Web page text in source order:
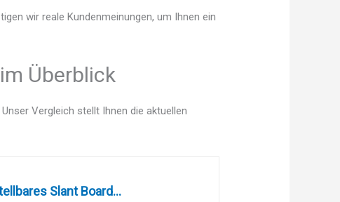
wir reale Kundenmeinungen, um Ihnen ein
Überblick
Vergleich stellt Ihnen die aktuellen
Slant Board...